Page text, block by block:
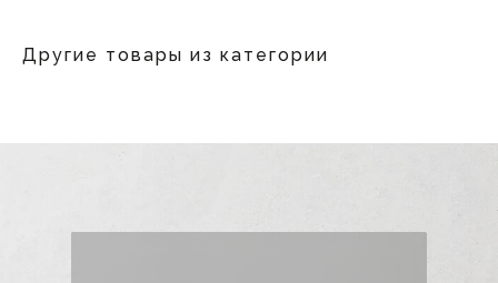
Другие товары из категории